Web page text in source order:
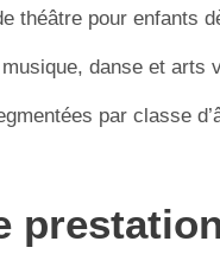
théâtre pour enfants
danse et arts
par classe